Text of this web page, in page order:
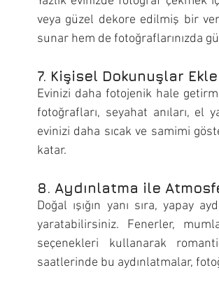
veya güzel dekore edilmiş bir
sunar hem de fotoğraflarınızda
7. Kişisel Dokunuşlar
Evinizi daha fotojenik hale
fotoğrafları, seyahat anıları, el
evinizi daha sıcak ve samimi
katar.
8. Aydınlatma ile
Doğal ışığın yanı sıra, yapay
yaratabilirsiniz. Fenerler,
seçenekleri kullanarak
saatlerinde bu aydınlatmalar,